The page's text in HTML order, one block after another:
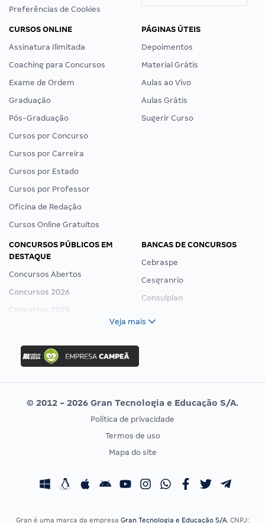
Preferências de Cookies
CURSOS ONLINE
Assinatura Ilimitada
Coaching para Concursos
Exame de Ordem
Graduação
Pós-Graduação
Cursos por Concurso
Cursos por Carreira
Cursos por Estado
Cursos por Professor
Oficina de Redação
Cursos Online Gratuitos
PÁGINAS ÚTEIS
Depoimentos
Material Grátis
Aulas ao Vivo
Aulas Grátis
Sugerir Curso
CONCURSOS PÚBLICOS EM
DESTAQUE
Concursos Abertos
Concursos 2026
Concursos 2025
Concurso Ibama
Concurso MPU
Editais publicados
BANCAS DE CONCURSOS
Cebraspe
Cesgranrio
Consulplan
Vunesp
CONCURSOS POR PROFISSÃO
Concursos Fiscais
EXAME DE ORDEM
Calendário OAB
Veja mais
© 2012 - 2026 Gran Tecnologia e Educação S/A.
Política de privacidade
Termos de uso
Mapa do site
Gran é uma marca da empresa Gran Tecnologia e Educação S/A, CNPJ: